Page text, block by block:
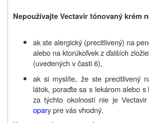
NepoužívajteVectavir tónovaný krém
ak ste alergický (precitlivený) na
alebo na ktorúkoľvekz ďalších
(uvedených v časti 6),
ak si myslíte, že ste precitlivený
látok, poraďte sa s lekárom alebo
za týchto okolností nie je
opary pre vás vhodný.